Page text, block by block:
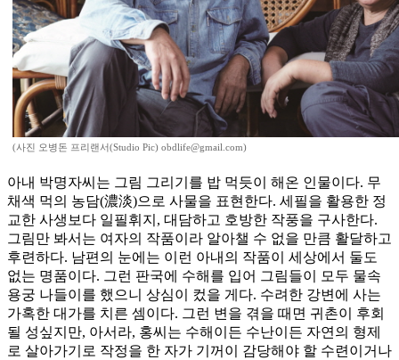
(사진 오병돈 프리랜서(Studio Pic) obdlife@gmail.com)
아내 박명자씨는 그림 그리기를 밥 먹듯이 해온 인물이다. 무
채색 먹의 농담(濃淡)으로 사물을 표현한다. 세필을 활용한 정
교한 사생보다 일필휘지, 대담하고 호방한 작풍을 구사한다.
그림만 봐서는 여자의 작품이라 알아챌 수 없을 만큼 활달하고
후련하다. 남편의 눈에는 이런 아내의 작품이 세상에서 둘도
없는 명품이다. 그런 판국에 수해를 입어 그림들이 모두 물속
용궁 나들이를 했으니 상심이 컸을 게다. 수려한 강변에 사는
가혹한 대가를 치른 셈이다. 그런 변을 겪을 때면 귀촌이 후회
될 성싶지만, 아서라, 홍씨는 수해이든 수난이든 자연의 형제
로 살아가기로 작정을 한 자가 기꺼이 감당해야 할 수련이거나